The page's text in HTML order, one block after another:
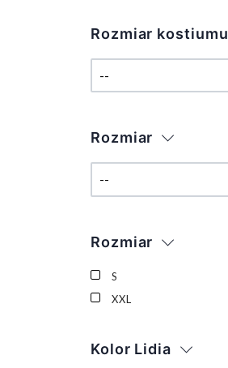
Rozmiar kostiumu
Rozmiar
Rozmiar
S
XXL
Kolor Lidia